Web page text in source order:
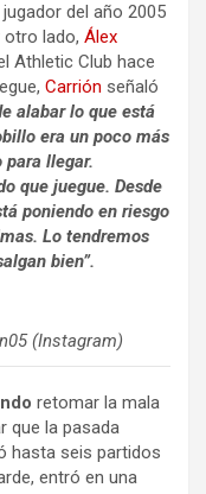
del año 2005
otro lado, Álex
Athletic Club hace
Carrión señaló
alabar lo que está
era un poco más
para llegar.
que juegue. Desde
poniendo en riesgo
Lo tendremos
bien”.
(Instagram)
retomar la mala
que la pasada
hasta seis partidos
entró en una